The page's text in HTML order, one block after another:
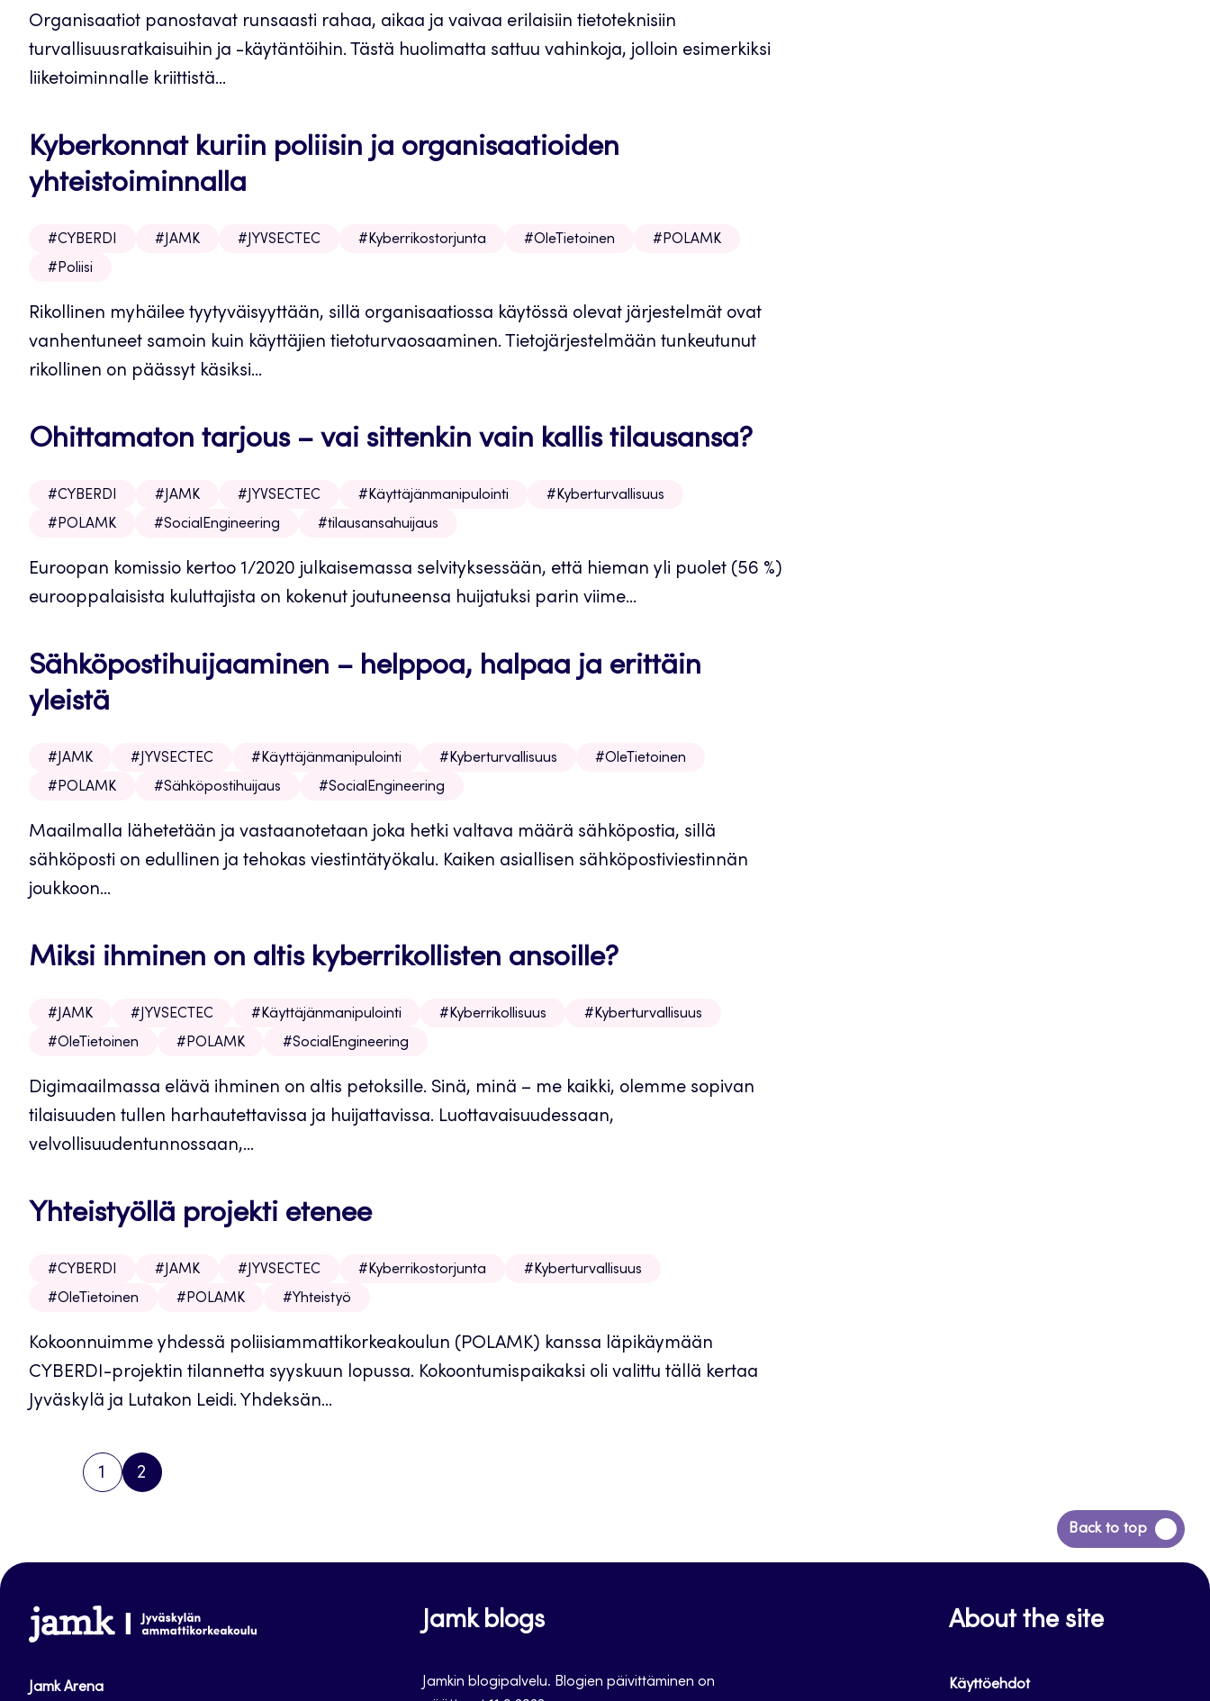
Organisaatiot panostavat runsaasti rahaa, aikaa ja vaivaa erilaisiin tietoteknisiin
turvallisuusratkaisuihin ja -käytäntöihin. Tästä huolimatta sattuu vahinkoja, jolloin esimerkiksi
liiketoiminnalle kriittistä...
Kyberkonnat kuriin poliisin ja organisaatioiden
yhteistoiminnalla
#CYBERDI #JAMK #JYVSECTEC #Kyberrikostorjunta #OleTietoinen
#POLAMK
#Poliisi
Rikollinen myhäilee tyytyväisyyttään, sillä organisaatiossa käytössä olevat järjestelmät ovat
vanhentuneet samoin kuin käyttäjien tietoturvaosaaminen. Tietojärjestelmään tunkeutunut
rikollinen on päässyt käsiksi...
Ohittamaton tarjous – vai sittenkin vain kallis tilausansa?
#CYBERDI #JAMK #JYVSECTEC #Käyttäjänmanipulointi
#Kyberturvallisuus
#POLAMK
#SocialEngineering #tilausansahuijaus
Euroopan komissio kertoo 1/2020 julkaisemassa selvityksessään, että hieman yli puolet (56 %)
eurooppalaisista kuluttajista on kokenut joutuneensa huijatuksi parin viime...
Sähköpostihuijaaminen – helppoa, halpaa ja erittäin
yleistä
#JAMK #JYVSECTEC #Käyttäjänmanipulointi #Kyberturvallisuus
#OleTietoinen
#POLAMK
#Sähköpostihuijaus #SocialEngineering
Maailmalla lähetetään ja vastaanotetaan joka hetki valtava määrä sähköpostia, sillä
sähköposti on edullinen ja tehokas viestintätyökalu. Kaiken asiallisen sähköpostiviestinnän
joukkoon...
Miksi ihminen on altis kyberrikollisten ansoille?
#JAMK #JYVSECTEC #Käyttäjänmanipulointi #Kyberrikollisuus
#Kyberturvallisuus
#OleTietoinen
#POLAMK #SocialEngineering
Digimaailmassa elävä ihminen on altis petoksille. Sinä, minä – me kaikki, olemme sopivan
tilaisuuden tullen harhautettavissa ja huijattavissa. Luottavaisuudessaan,
velvollisuudentunnossaan,...
Yhteistyöllä projekti etenee
#CYBERDI #JAMK #JYVSECTEC #Kyberrikostorjunta
#Kyberturvallisuus
#OleTietoinen
#POLAMK #Yhteistyö
Kokoonnuimme yhdessä poliisiammattikorkeakoulun (POLAMK) kanssa läpikäymään
CYBERDI-projektin tilannetta syyskuun lopussa. Kokoontumispaikaksi oli valittu tällä kertaa
Jyväskylä ja Lutakon Leidi. Yhdeksän...
PREVIOUS
PAGE
1
PAGE
2
Back to top
Siirry
takaisin
www.jamk.fi
Jamk Arena
Jamk blogs
Jamkin blogipalvelu. Blogien päivittäminen on
About the site
Käyttöehdot